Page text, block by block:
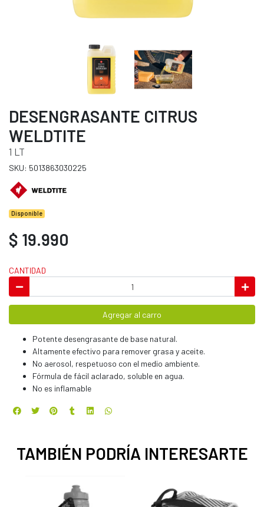
DESENGRASANTE CITRUS
WELDTITE
1 LT
SKU: 5013863030225
Disponible
$ 19.990
CANTIDAD
Agregar al carro
Potente desengrasante de base natural.
Altamente efectivo para remover grasa y aceite.
No aerosol, respetuoso con el medio ambiente.
Fórmula de fácil aclarado, soluble en agua.
No es inflamable
TAMBIÉN PODRÍA INTERESARTE